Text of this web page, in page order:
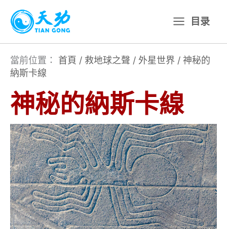
主
目录
當前位置： 首頁 / 救地球之聲 / 外星世界 / 神秘的
納斯卡線
神秘的納斯卡線